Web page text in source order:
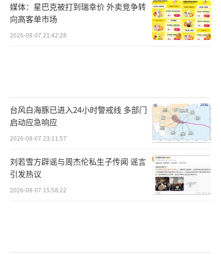
媒体：星巴克被打到瑞幸价 外卖竞争转
向高客单市场
2026-08-07 21:42:28
台风白海豚已进入24小时警戒线 多部门
启动应急响应
2026-08-07 23:11:57
刘若雪方辟谣与周杰伦私生子传闻 谣言
引发热议
2026-08-07 15:58:22